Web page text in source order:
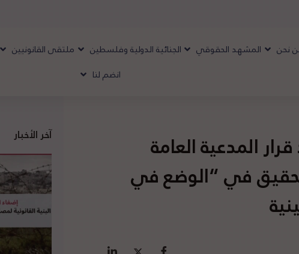
نحن المشهد الحقوقي الجنائية الدولية وفلسطين ملتقى القانونيين
انضم لنا
المدعية العامة
في “الوضع في
آخر الأخبار